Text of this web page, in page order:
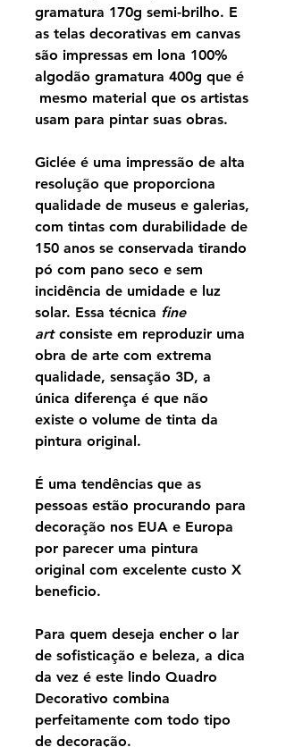
gramatura 170g semi-brilho. E
as telas decorativas em canvas
são impressas em lona 100%
algodão gramatura 400g que é
mesmo material que os artistas
usam para pintar suas obras.
Giclée é uma impressão de alta
resolução que proporciona
qualidade de museus e galerias,
com tintas com durabilidade de
150 anos se conservada tirando
pó com pano seco e sem
incidência de umidade e luz
solar. Essa técnica fine
artconsiste em reproduzir uma
obra de arte com extrema
qualidade, sensação 3D, a
única diferença é que não
existe o volume de tinta da
pintura original.
É uma tendências que as
pessoas estão procurando para
decoração nos EUA e Europa
por parecer uma pintura
original com excelente custo X
beneficio.
Para quem deseja encher o lar
de sofisticação e beleza, a dica
da vez é este lindo Quadro
Decorativo combina
perfeitamente com todo tipo
de decoração.